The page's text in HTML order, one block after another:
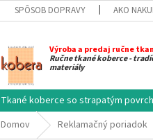
SPÔSOB DOPRAVY AKO
Výroba a predaj ručne
Ručne tkané koberce -
materiály
Tkané koberce so strapatým
Domov
Reklamačný poriadok